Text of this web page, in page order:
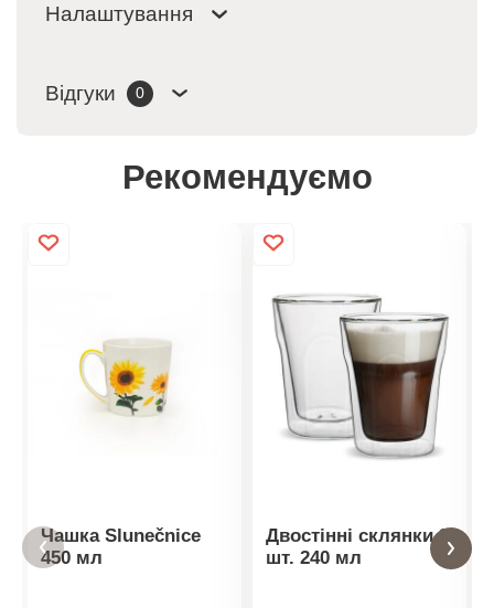
Налаштування
Відгуки 0
Рекомендуємо
Чашка Slunečnice
450 мл
Двостінні склянки 2
шт. 240 мл